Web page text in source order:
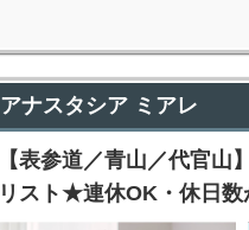
アナスタシア ミアレ
【表参道／青山／代官
リスト★連休OK・休日